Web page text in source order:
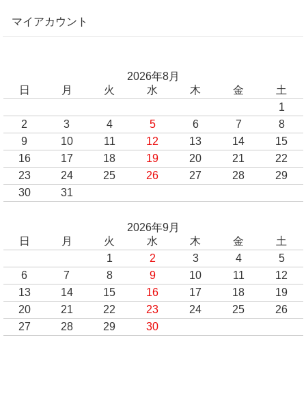
マイアカウント
2026年8月
日
月 火 水 木 金
土
1
2
3 4 5 6 7
8
9
10 11 12 13 14
15
16
17 18 19 20 21
22
23
24 25 26 27 28
29
30
31
2026年9月
日
月 火 水 木 金
土
1
2 3 4
5
6
7 8 9 10 11
12
13
14 15 16 17 18
19
20
21 22 23 24 25
26
27
28 29 30